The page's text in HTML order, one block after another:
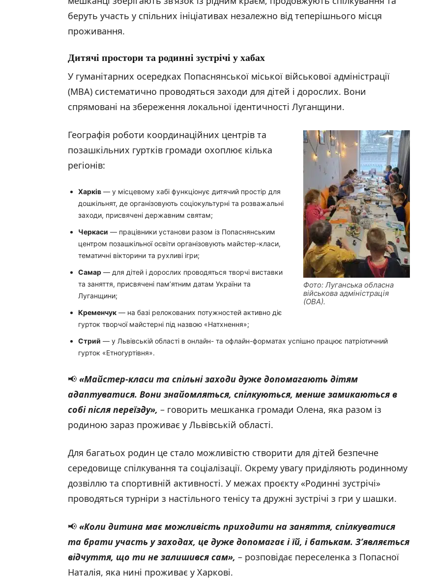
беруть участь у спільних ініціативах незалежно від теперішнього місця
проживання.
Дитячі простори та родинні зустрічі у хабах
У гуманітарних осередках Попаснянської міської військової адміністрації
(МВА) систематично проводяться заходи для дітей і дорослих. Вони
спрямовані на збереження локальної ідентичності Луганщини.
Фото: Луганська обласна
військова адміністрація
(ОВА).
Географія роботи координаційних центрів та
позашкільних гуртків громади охоплює кілька
регіонів:
Харків — у місцевому хабі функціонує дитячий простір для
дошкільнят, де організовують соціокультурні та розважальні
заходи, присвячені державним святам;
Черкаси — працівники установи разом із Попаснянським
центром позашкільної освіти організовують майстер-класи,
тематичні вікторини та рухливі ігри;
Самар — для дітей і дорослих проводяться творчі виставки
та заняття, присвячені пам’ятним датам України та
Луганщини;
Кременчук — на базі релокованих потужностей активно діє
гурток творчої майстерні під назвою «Натхнення»;
Стрий — у Львівській області в онлайн- та офлайн-форматах успішно працює патріотичний
гурток «Етногуртівня».
📢 «Майстер-класи та спільні заходи дуже допомагають дітям
адаптуватися. Вони знайомляться, спілкуються, менше замикаються в
собі після переїзду», – говорить мешканка громади Олена, яка разом із
родиною зараз проживає у Львівській області.
Для багатьох родин це стало можливістю створити для дітей безпечне
середовище спілкування та соціалізації. Окрему увагу приділяють родинному
дозвіллю та спортивній активності. У межах проєкту «Родинні зустрічі»
проводяться турніри з настільного тенісу та дружні зустрічі з гри у шашки.
📢 «Коли дитина має можливість приходити на заняття, спілкуватися
та брати участь у заходах, це дуже допомагає і їй, і батькам. З’являється
відчуття, що ти не залишився сам», – розповідає переселенка з Попасної
Наталія, яка нині проживає у Харкові.